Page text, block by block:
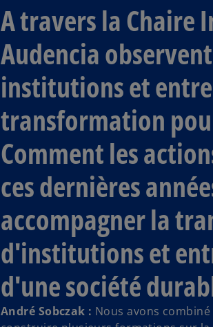
A travers la Chaire
Audencia
institutions et
transformation
Comment les
ces dernières
accompagner la
d'institutions et
d'une société
André Sobczak : Nous avons combiné